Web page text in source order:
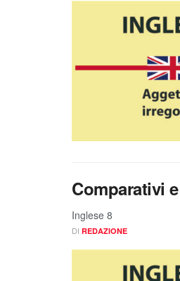
Comparativi
Inglese 8
DI REDAZIONE